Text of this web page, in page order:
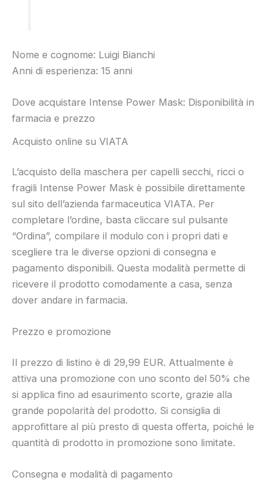
Nome e cognome: Luigi Bianchi
Anni di esperienza: 15 anni
Dove acquistare Intense Power Mask: Disponibilità in
farmacia e prezzo
Acquisto online su VIATA
L’acquisto della maschera per capelli secchi, ricci o
fragili Intense Power Mask è possibile direttamente
sul sito dell’azienda farmaceutica VIATA. Per
completare l’ordine, basta cliccare sul pulsante
“Ordina”, compilare il modulo con i propri dati e
scegliere tra le diverse opzioni di consegna e
pagamento disponibili. Questa modalità permette di
ricevere il prodotto comodamente a casa, senza
dover andare in farmacia.
Prezzo e promozione
Il prezzo di listino è di 29,99 EUR. Attualmente è
attiva una promozione con uno sconto del 50% che
si applica fino ad esaurimento scorte, grazie alla
grande popolarità del prodotto. Si consiglia di
approfittare al più presto di questa offerta, poiché le
quantità di prodotto in promozione sono limitate.
Consegna e modalità di pagamento